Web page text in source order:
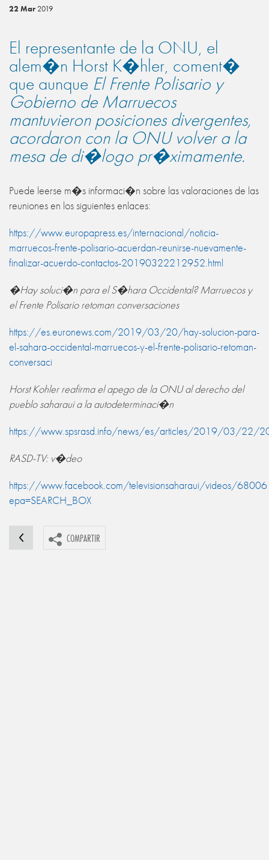
22 Mar 2019
El representante de la ONU, el
alem�n Horst K�hler, coment�
que aunque El Frente Polisario y
Gobierno de Marruecos
mantuvieron posiciones divergentes,
acordaron con la ONU volver a la
mesa de di�logo pr�ximamente.
Puede leerse m�s informaci�n sobre las valoraciones de las
reuniones en los siguientes enlaces:
https://www.europapress.es/internacional/noticia-
marruecos-frente-polisario-acuerdan-reunirse-nuevamente-
finalizar-acuerdo-contactos-20190322212952.html
�Hay soluci�n para el S�hara Occidental? Marruecos y
el Frente Polisario retoman conversaciones
https://es.euronews.com/2019/03/20/hay-solucion-para-
el-sahara-occidental-marruecos-y-el-frente-polisario-retoman-
conversaci
Horst Kohler reafirma el apego de la ONU al derecho del
pueblo saharaui a la autodeterminaci�n
https://www.spsrasd.info/news/es/articles/2019/03/22/
RASD-TV: v�deo
https://www.facebook.com/televisionsaharaui/videos/
epa=SEARCH_BOX
COMPARTIR